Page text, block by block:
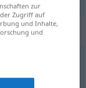
zur
Zugriff auf
und Inhalte,
und